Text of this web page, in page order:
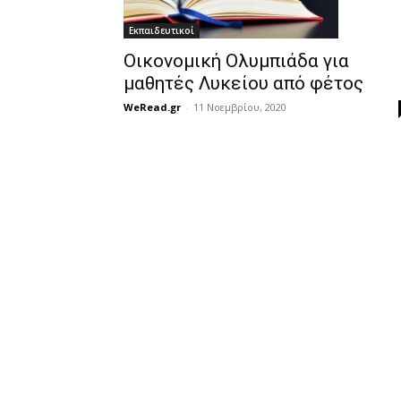
Εκπαιδευτικοί
Οικονομική Ολυμπιάδα για
μαθητές Λυκείου από φέτος
WeRead.gr - 11 Νοεμβρίου, 2020